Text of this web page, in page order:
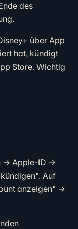
des
über App
hat, kündigt
Store. Wichtig
→ Apple-ID →
Auf
anzeigen" →